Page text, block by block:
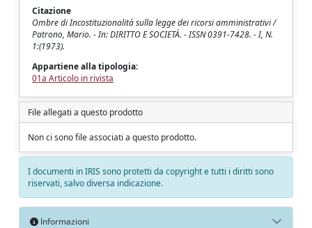
Citazione
Ombre di Incostituzionalità sulla legge dei ricorsi amministrativi /
Patrono, Mario. - In: DIRITTO E SOCIETÀ. - ISSN 0391-7428. - I, N.
1:(1973).
Appartiene alla tipologia:
01a Articolo in rivista
File allegati a questo prodotto
Non ci sono file associati a questo prodotto.
I documenti in IRIS sono protetti da copyright e tutti i diritti sono
riservati, salvo diversa indicazione.
Informazioni